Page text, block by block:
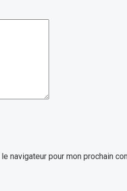
navigateur pour mon prochain